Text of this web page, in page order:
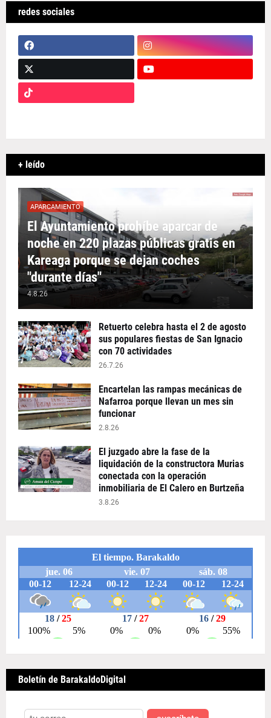
redes sociales
+ leído
APARCAMIENTO
El Ayuntamiento prohíbe aparcar de
noche en 220 plazas públicas gratis en
Kareaga porque se dejan coches
"durante días"
4.8.26
Retuerto celebra hasta el 2 de agosto
sus populares fiestas de San Ignacio
con 70 actividades
26.7.26
Encartelan las rampas mecánicas de
Nafarroa porque llevan un mes sin
funcionar
2.8.26
El juzgado abre la fase de la
liquidación de la constructora Murias
conectada con la operación
inmobiliaria de El Calero en Burtzeña
3.8.26
Boletín de BarakaldoDigital